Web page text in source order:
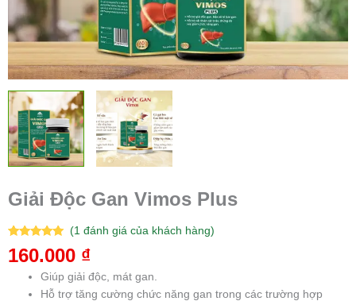
Giải Độc Gan Vimos Plus
5.00 trên 5
dựa trên
1
(1 đánh giá của khách hàng)
160.000 ₫
Giúp giải độc, mát gan.
Hỗ trợ tăng cường chức năng gan trong các trường hợp